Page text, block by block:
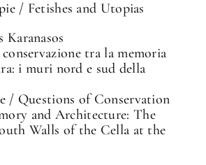
/ Fetishes and Utopias
tra la memoria
i muri nord e sud della
/ Questions of Conservation
and Architecture: The
Walls of the Cella at the